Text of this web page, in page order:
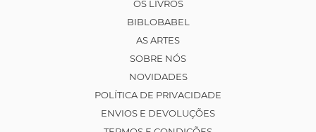
OS LIVROS
BIBLOBABEL
AS ARTES
SOBRE NÓS
NOVIDADES
POLÍTICA DE PRIVACIDADE
ENVIOS E DEVOLUÇÕES